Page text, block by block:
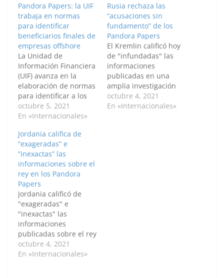
Pandora Papers: la UIF
trabaja en normas
para identificar
beneficiarios finales de
empresas offshore
La Unidad de
Información Financiera
(UIF) avanza en la
elaboración de normas
para identificar a los
beneficiarios finales de
las empresas offshore,
oficialmente, luego de
las revelaciones de la
investigación
denominada Pandora
Papers que llevó
adelante el Consorcio
Internacional de
Periodistas de
Investigación (ICIJ) y
que involucra entre…
octubre 5, 2021
En «Internacionales»
Rusia rechaza las
“acusaciones sin
fundamento” de los
Pandora Papers
El Kremlin calificó hoy
de "infundadas" las
informaciones
publicadas en una
amplia investigación
periodística
denominada Pandora
octubre 4, 2021
En «Internacionales»
Jordania califica de
“exageradas” e
“inexactas” las
informaciones sobre el
rey en los Pandora
Papers
Jordania calificó de
"exageradas" e
"inexactas" las
informaciones
publicadas sobre el rey
Abdallah II en la
investigación conocida
octubre 4, 2021
En «Internacionales»